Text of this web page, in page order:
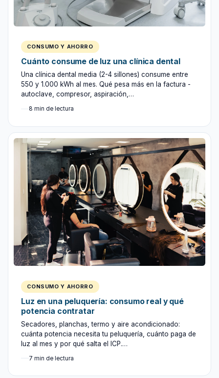
CONSUMO Y AHORRO
Cuánto consume de luz una clínica dental
Una clínica dental media (2-4 sillones) consume entre
550 y 1.000 kWh al mes. Qué pesa más en la factura -
autoclave, compresor, aspiración,…
8 min de lectura
CONSUMO Y AHORRO
Luz en una peluquería: consumo real y qué
potencia contratar
Secadores, planchas, termo y aire acondicionado:
cuánta potencia necesita tu peluquería, cuánto paga de
luz al mes y por qué salta el ICP.…
7 min de lectura